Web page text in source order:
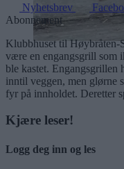
Nyhetsbrev
Abonnement
Klubbhuset til
være en engangsgrill som
ble kastet. Engangsgrillen
inntil veggen, men glørne
fyr på innholdet. Deretter
Kjære leser!
Logg deg inn og les